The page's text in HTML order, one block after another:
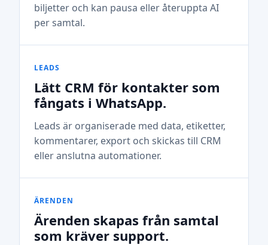
biljetter och kan pausa eller återuppta AI
per samtal.
LEADS
Lätt CRM för kontakter som
fångats i WhatsApp.
Leads är organiserade med data, etiketter,
kommentarer, export och skickas till CRM
eller anslutna automationer.
ÄRENDEN
Ärenden skapas från samtal
som kräver support.